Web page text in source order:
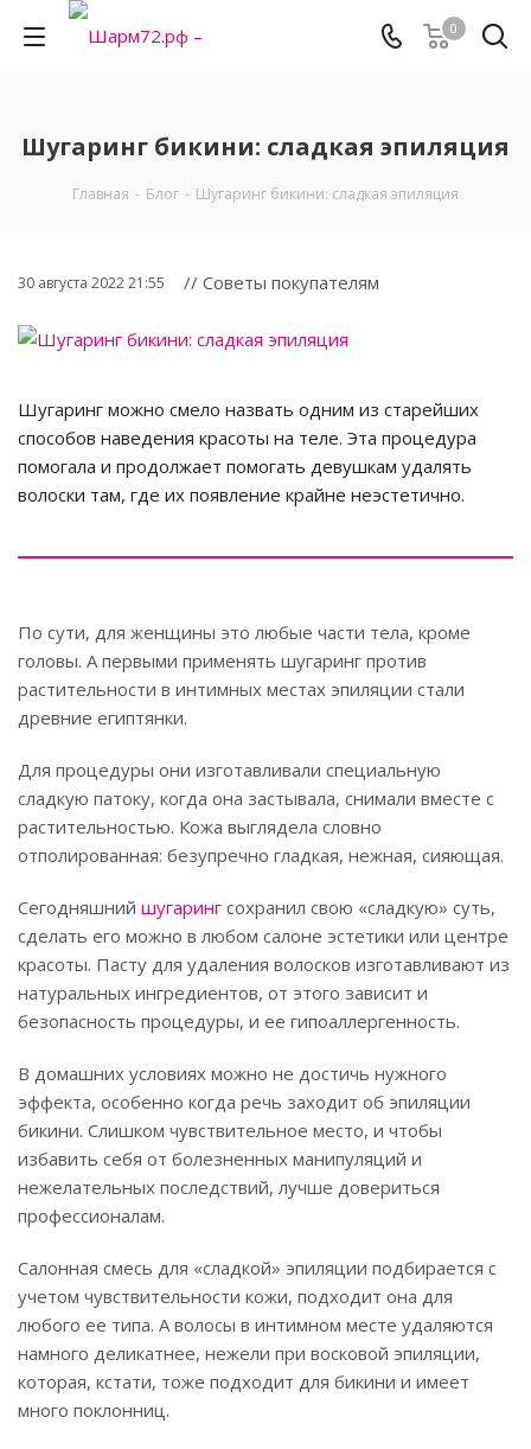
0
Шугаринг бикини: сладкая эпиляция
Главная - Блог - Шугаринг бикини: сладкая эпиляция
30 августа 2022 21:55 // Советы покупателям
Шугаринг можно смело назвать одним из старейших
способов наведения красоты на теле. Эта процедура
помогала и продолжает помогать девушкам удалять
волоски там, где их появление крайне неэстетично.
По сути, для женщины это любые части тела, кроме
головы. А первыми применять шугаринг против
растительности в интимных местах эпиляции стали
древние египтянки.
Для процедуры они изготавливали специальную
сладкую патоку, когда она застывала, снимали вместе с
растительностью. Кожа выглядела словно
отполированная: безупречно гладкая, нежная, сияющая.
Сегодняшний шугаринг сохранил свою «сладкую» суть,
сделать его можно в любом салоне эстетики или центре
красоты. Пасту для удаления волосков изготавливают из
натуральных ингредиентов, от этого зависит и
безопасность процедуры, и ее гипоаллергенность.
В домашних условиях можно не достичь нужного
эффекта, особенно когда речь заходит об эпиляции
бикини. Слишком чувствительное место, и чтобы
избавить себя от болезненных манипуляций и
нежелательных последствий, лучше довериться
профессионалам.
Салонная смесь для «сладкой» эпиляции подбирается с
учетом чувствительности кожи, подходит она для
любого ее типа. А волосы в интимном месте удаляются
намного деликатнее, нежели при восковой эпиляции,
которая, кстати, тоже подходит для бикини и имеет
много поклонниц.